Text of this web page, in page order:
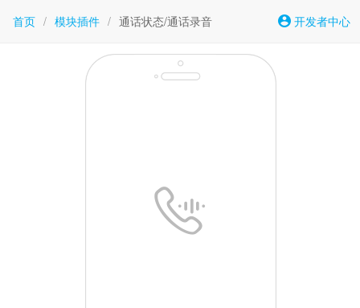
首页 / 模块插件 / 通话状态/通话录音 开发者中心